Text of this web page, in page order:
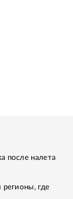
после налета
регионы, где